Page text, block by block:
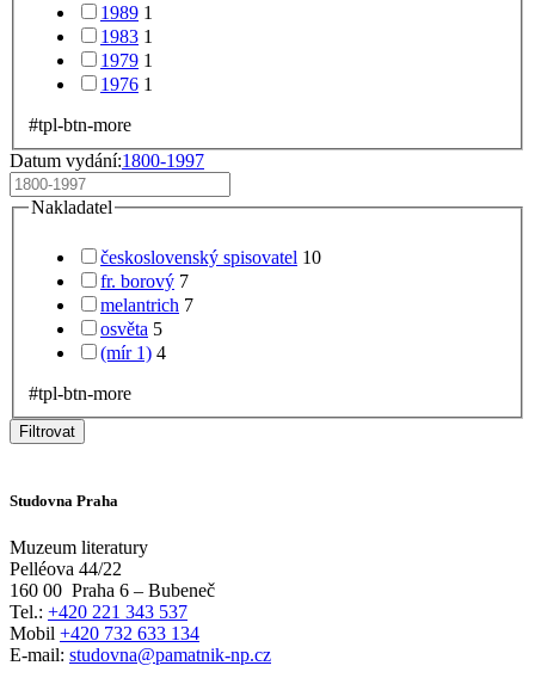
1989 1
1983 1
1979 1
1976 1
#tpl-btn-more
Datum vydání:1800-1997
Nakladatel
československý spisovatel 10
fr. borový 7
melantrich 7
osvěta 5
(mír 1) 4
#tpl-btn-more
Filtrovat
Studovna Praha
Muzeum literatury
Pelléova 44/22
160 00 Praha 6 – Bubeneč
Tel.: +420 221 343 537
Mobil +420 732 633 134
E-mail: studovna@pamatnik-np.cz